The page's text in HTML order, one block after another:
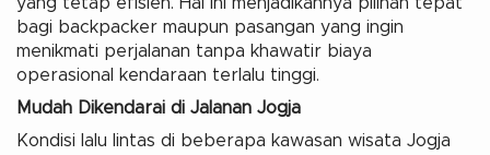
bagi backpacker maupun pasangan yang ingin
menikmati perjalanan tanpa khawatir biaya
operasional kendaraan terlalu tinggi.
Mudah Dikendarai di Jalanan Jogja
Kondisi lalu lintas di beberapa kawasan wisata Jogja